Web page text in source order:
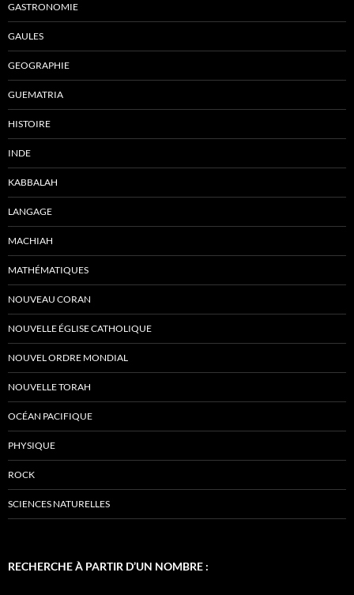
GASTRONOMIE
GAULES
GEOGRAPHIE
GUEMATRIA
HISTOIRE
INDE
KABBALAH
LANGAGE
MACHIAH
MATHÉMATIQUES
NOUVEAU CORAN
NOUVELLE ÉGLISE CATHOLIQUE
NOUVEL ORDRE MONDIAL
NOUVELLE TORAH
OCÉAN PACIFIQUE
PHYSIQUE
ROCK
SCIENCES NATURELLES
RECHERCHE À PARTIR D’UN NOMBRE :